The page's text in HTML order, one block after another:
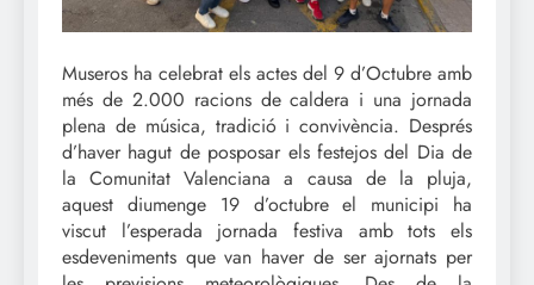
Museros ha celebrat els actes del 9 d’Octubre amb
més de 2.000 racions de caldera i una jornada
plena de música, tradició i convivència. Després
d’haver hagut de posposar els festejos del Dia de
la Comunitat Valenciana a causa de la pluja,
aquest diumenge 19 d’octubre el municipi ha
viscut l’esperada jornada festiva amb tots els
esdeveniments que van haver de ser ajornats per